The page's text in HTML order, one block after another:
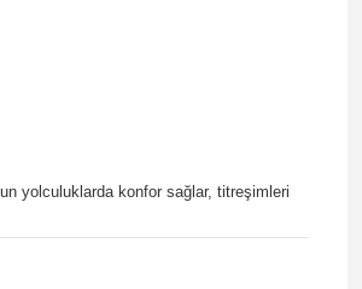
yolculuklarda konfor sağlar, titreşimleri